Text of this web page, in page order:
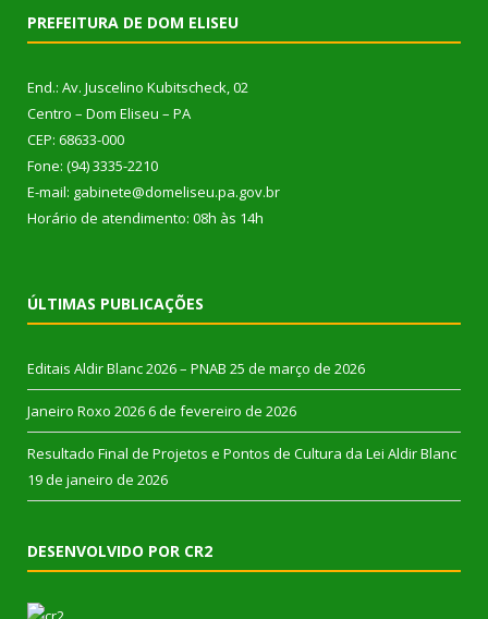
PREFEITURA DE DOM ELISEU
End.: Av. Juscelino Kubitscheck, 02
Centro – Dom Eliseu – PA
CEP: 68633-000
Fone: (94) 3335-2210
E-mail: gabinete@domeliseu.pa.gov.br
Horário de atendimento: 08h às 14h
ÚLTIMAS PUBLICAÇÕES
Editais Aldir Blanc 2026 – PNAB 25 de março de 2026
Janeiro Roxo 2026 6 de fevereiro de 2026
Resultado Final de Projetos e Pontos de Cultura da Lei Aldir Blanc
19 de janeiro de 2026
DESENVOLVIDO POR CR2